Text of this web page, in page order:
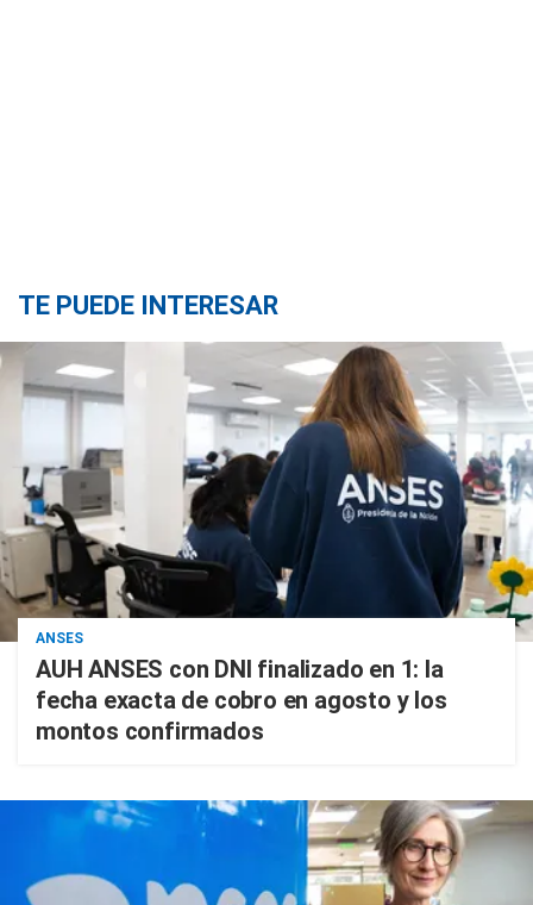
TE PUEDE INTERESAR
ANSES
AUH ANSES con DNI finalizado en 1: la
fecha exacta de cobro en agosto y los
montos confirmados